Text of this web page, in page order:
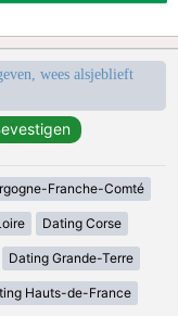
wees alsjeblieft
Franche-Comté
Dating Corse
Dating Grande-Terre
Hauts-de-France